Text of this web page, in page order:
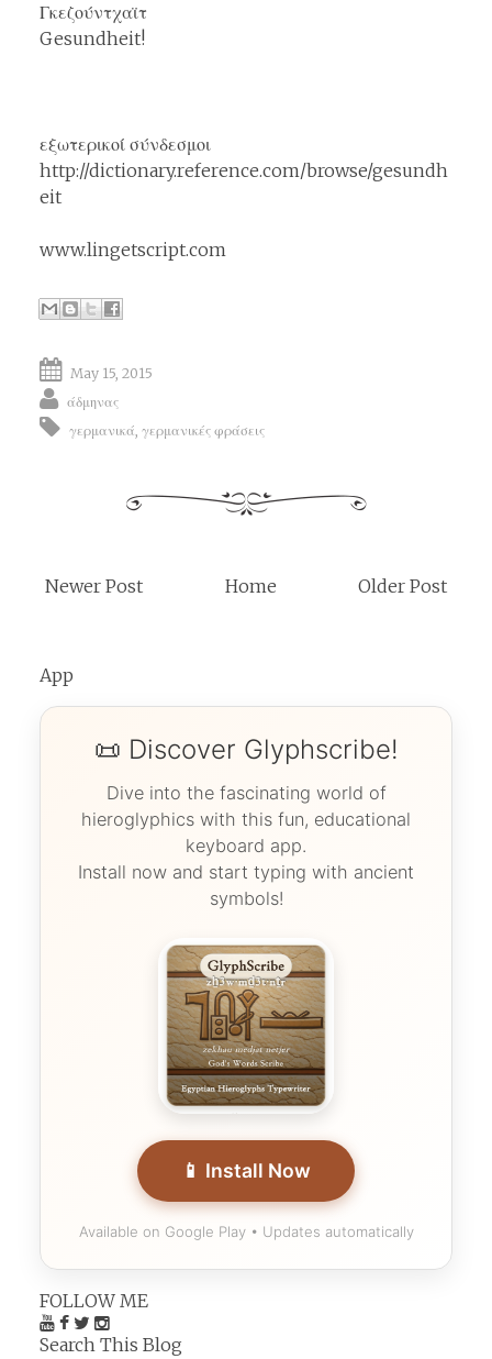
Γκεζούντχαϊτ
Gesundheit!
εξωτερικοί σύνδεσμοι
http://dictionary.reference.com/browse/gesundh
eit
www.lingetscript.com
May 15, 2015
άδμηνας
γερμανικά, γερμανικές φράσεις
Newer Post Older Post
Home
App
📜 Discover Glyphscribe!
Dive into the fascinating world of
hieroglyphics with this fun, educational
keyboard app.
Install now and start typing with ancient
symbols!
📱 Install Now
Available on Google Play • Updates automatically
FOLLOW ME
Search This Blog